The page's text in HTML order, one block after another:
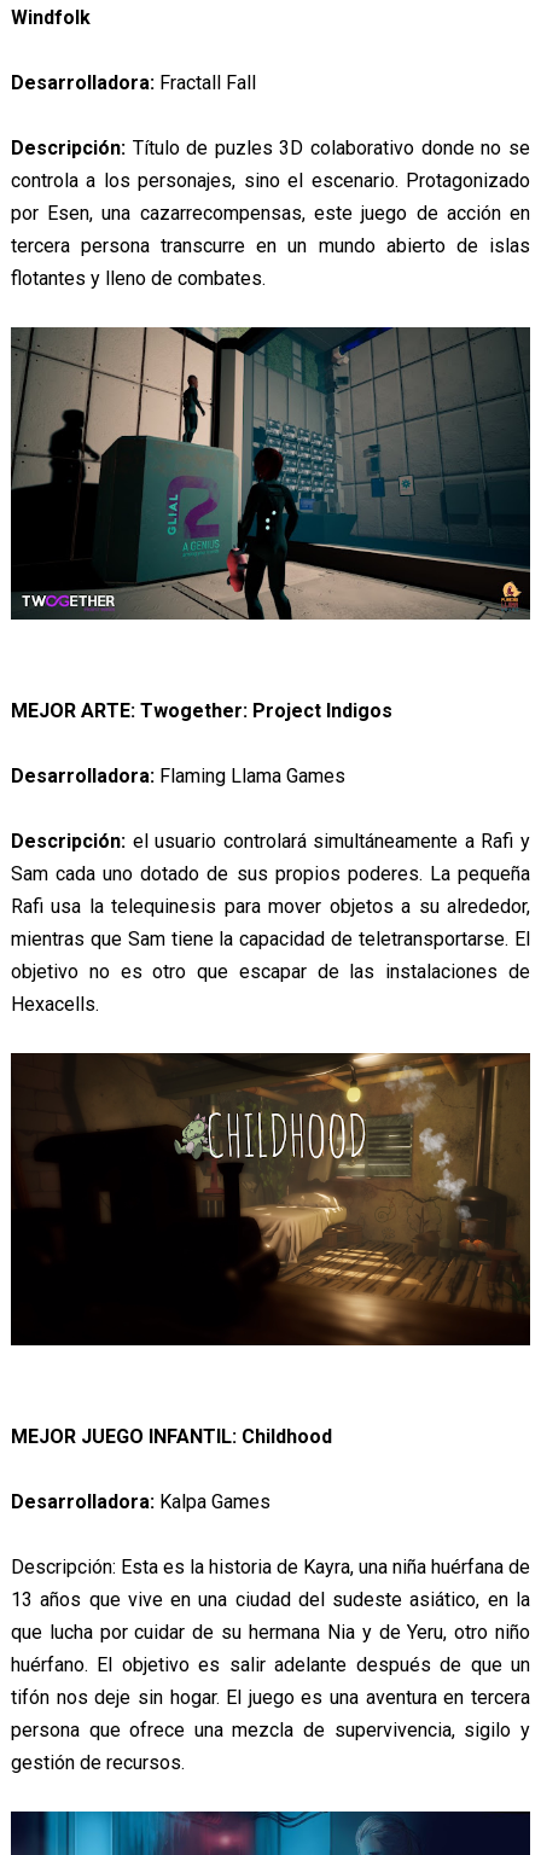
Windfolk
Desarrolladora:Fractall Fall
Descripción:Título de puzles 3D colaborativo donde no se
controla a los personajes, sino el escenario. Protagonizado
por Esen, una cazarrecompensas, este juego de acción en
tercera persona transcurre en un mundo abierto de islas
flotantes y lleno de combates.
MEJOR ARTE: Twogether: Project Indigos
Desarrolladora:Flaming Llama Games
Descripción: el usuario controlará simultáneamente a Rafi y
Sam cada uno dotado de sus propios poderes. La pequeña
Rafi usa la telequinesis para mover objetos a su alrededor,
mientras que Sam tiene la capacidad de teletransportarse. El
objetivo no es otro que escapar de las instalaciones de
Hexacells.
MEJOR JUEGO INFANTIL: Childhood
Desarrolladora:Kalpa Games
Descripción: Esta es la historia de Kayra, una niña huérfana de
13 años que vive en una ciudad del sudeste asiático, en la
que lucha por cuidar de su hermana Nia y de Yeru, otro niño
huérfano. El objetivo es salir adelante después de que un
tifón nos deje sin hogar. El juego es una aventura en tercera
persona que ofrece una mezcla de supervivencia, sigilo y
gestión de recursos.